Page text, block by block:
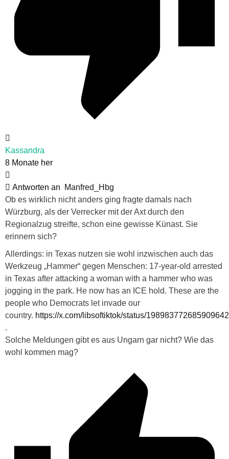
Kassandra
8 Monate her
Antworten an
Manfred_Hbg
Ob es wirklich nicht anders ging fragte damals nach
Würzburg, als der Verrecker mit der Axt durch den
Regionalzug streifte, schon eine gewisse Künast. Sie
erinnern sich?
Allerdings: in Texas nutzen sie wohl inzwischen auch das
Werkzeug „Hammer“ gegen Menschen: 17-year-old arrested
in Texas after attacking a woman with a hammer who was
jogging in the park. He now has an ICE hold. These are the
people who Democrats let invade our
country. https://x.com/libsoftiktok/status/
.
Solche Meldungen gibt es aus Ungarn gar nicht? Wie das
wohl kommen mag?